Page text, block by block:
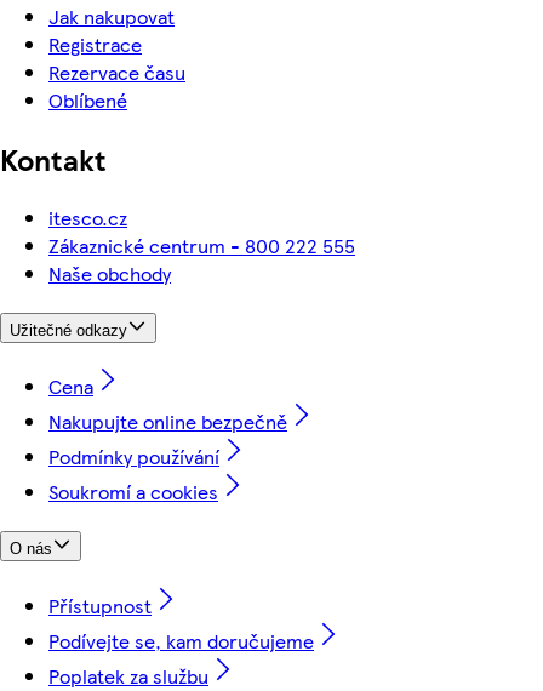
Jak nakupovat
Registrace
Rezervace času
Oblíbené
Kontakt
itesco.cz
Zákaznické centrum - 800 222 555
Naše obchody
Užitečné odkazy
Cena
Nakupujte online bezpečně
Podmínky používání
Soukromí a cookies
O nás
Přístupnost
Podívejte se, kam doručujeme
Poplatek za službu